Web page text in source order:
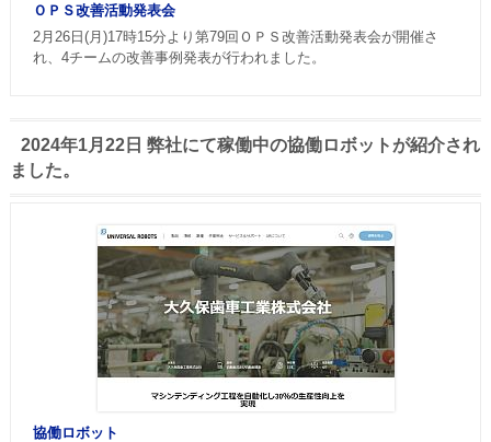
ＯＰＳ改善活動発表会
2月26日(月)17時15分より第79回ＯＰＳ改善活動発表会が開催さ
れ、4チームの改善事例発表が行われました。
2024年1月22日 弊社にて稼働中の協働ロボットが紹介され
ました。
協働ロボット